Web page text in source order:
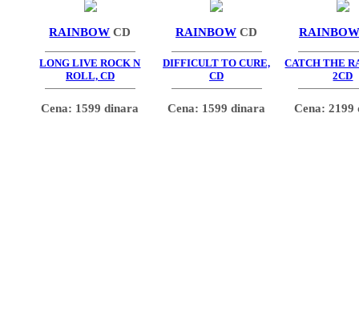
RAINBOW CD
LONG LIVE ROCK N
ROLL, CD
Cena: 1599 dinara
RAINBOW CD
DIFFICULT TO CURE,
CD
Cena: 1599 dinara
RAINBOW
CATCH THE
2CD
Cena: 2199